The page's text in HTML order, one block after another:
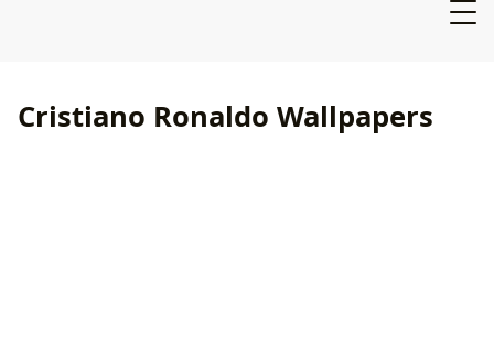
Cristiano Ronaldo Wallpapers